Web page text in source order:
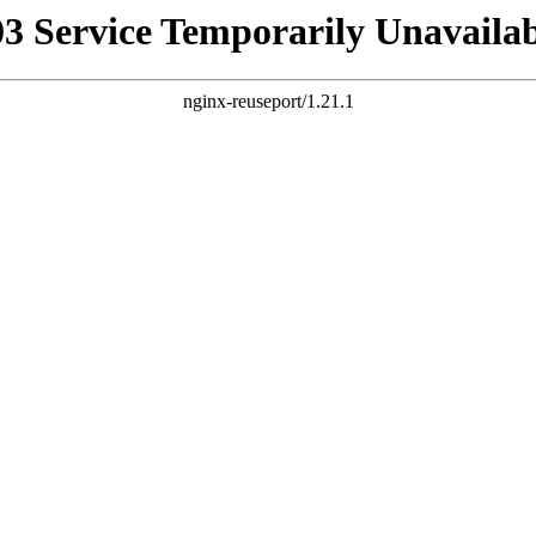
Service Temporarily
nginx-reuseport/1.21.1